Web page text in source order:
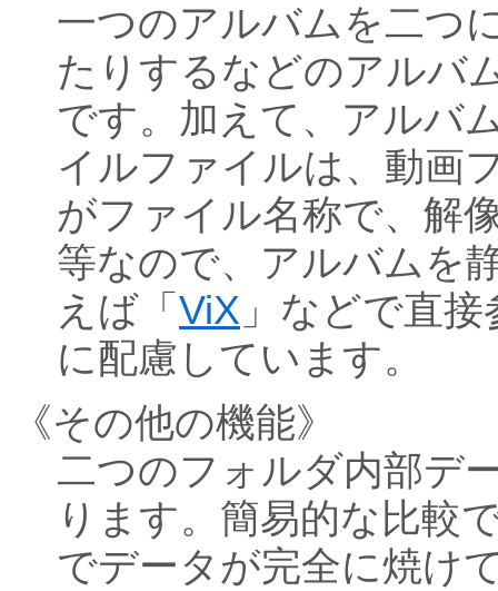
一つのアルバムを二つ
たりするなどのアルバ
です。加えて、アルバ
イルファイルは、動画
がファイル名称で、解
等なので、アルバムを
えば「 ViX 」などで直
に配慮しています。
《その他の機能》
二つのフォルダ内部デ
ります。簡易的な比較
でデータが完全に焼け